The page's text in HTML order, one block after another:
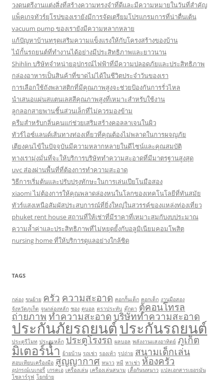
วงดนตรีงานแต่งสิ่งที่สร้างความทรงจำที่ดีและมีความหมายในวันที่สำคัญ
แพ็คเกจทัวร์ยุโรปของเรายังมีการจัดเตรียมโปรแกรมการที่น่าตื่นเต้น
vacuum pump ของเรายังมีความหลากหลาย
แก้ปัญหาบ้านทรุดเสริมความแข็งแรงให้กับโครงสร้างของบ้าน
ไม้กั้นรถยนต์ที่ทำงานได้อย่างมีประสิทธิภาพและยาวนาน
Shihlin บริษัทจำหน่ายอุปกรณ์ไฟฟ้าที่มีความปลอดภัยและประสิทธิภาพ
กล่องอาหารเป็นสินค้าที่ขาดไม่ได้ในชีวิตประจำวันของเรา
การเลือกใช้ถังพลาสติกที่มีคุณภาพสูงจะช่วยป้องกันการรั่วไหล
นำเสนอแผ่นสแตนเลสสีคุณภาพสูงที่เหมาะสำหรับใช้งาน
ลูกลอกสายพานชิ้นส่วนเล็กที่ไม่ควรมองข้าม
ครีมสำหรับกลิ่นคนแก่ช่วยเสริมสร้างคอลลาเจนในผิว
ทัวร์ไอซ์แลนด์เส้นทางท่องเที่ยวที่คุณต้องไม่พลาดในการผจญภัย
เตียงคนไข้ในปัจจุบันมีความหลากหลายในดีไซน์และคุณสมบัติ
ทางเรามุ่งมั่นที่จะให้บริการบริษัททำความสะอาดที่มีมาตรฐานสูงสุด
uvc ส่องผ่านพื้นที่ที่ต้องการทำความสะอาด
วิธีการเริ่มต้นและปรับปรุงทักษะในการเล่นเปียโนมือสอง
xiaomi ไม่ต้องการให้คุณพลาดล่องหนในโลกของเทคโนโลยีที่ทันสมัย
ทัวร์แสงเหนือสัมผัสประสบการณ์ที่ยิ่งใหญ่ในสวรรค์ของแหล่งท่องเที่ยว
phuket rent house สถานที่ให้เช่าที่มีราคาที่เหมาะสมกับงบประมาณ
ความล้ำค่าและประสิทธิภาพที่ไม่หยุดยั้งกับอลูมิเนียมคอมโพสิต
nursing home ที่ให้บริการดูแลอย่างใกล้ชิด
TAGS
กล่อง ขนย้าย ครัว ความสะอาด คอกกั้นเด็ก คอกเด็ก งานมือสอง
จังหวัดภูเก็ต จูนกล่องหลัก ซอง ดูบอล ตราประทับ ตุ๊กตา ตู้คอนโทรล
ถ่ายภาพทำความสะอาดบริษัททำความสะอาด
ประกันภัยรถยนต์ประกันรถยนต์
ประตูรีโมท ประตูเหล็ก ประตูโรงรถ ผลบอล พลังงานแสงอาทิตย์ ภูเก็ต
มิเตอร์น้ำ ย้ายบ้าน รถเช่า รองเท้า รูปถ่าย สนามเด็กเล่น
สอบเทียบเครื่องมือ สูญญากาศ หนาว หมี หาเช่า ห้องครัว
อุปกรณ์เบเกอรี่ เกรดเอ เครื่องเล่น เครื่องเล่นสนาม เสื้อกันนหนาว แปลเอกสารเยอรมัน
โซลาร์รูฟ โยกย้าย